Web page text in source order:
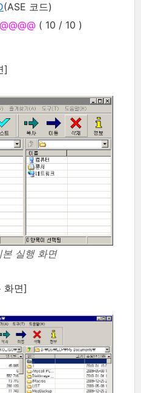
(ASE 코드)
( 10 / 10 )
]
본 실행 화면
화면]